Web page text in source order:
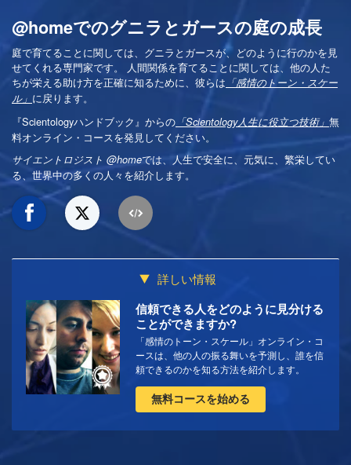
@homeでのグニラとガースの庭の成長
庭で育てることに関しては、グニラとガースが、どのように行のかを見
せてくれる専門家です。 人間関係を育てることに関しては、他の人た
ちが栄える助け方を正確に知るために、彼らは 「感情のトーン・スケー
ル」 に戻ります。
『Scientologyハンドブック』からの 「Scientology人生に役立つ技術」 無
料オンライン・コースを発見してください。
サイエントロジスト @homeでは、人生で安全に、元気に、繁栄してい
る、世界中の多くの人々を紹介します。
詳しい情報
信頼できる人をどのように見分ける
ことができますか?
「感情のトーン・スケール」オンライン・コ
ースは、他の人の振る舞いを予測し、誰を信
頼できるのかを知る方法を紹介します。
無料コースを始める